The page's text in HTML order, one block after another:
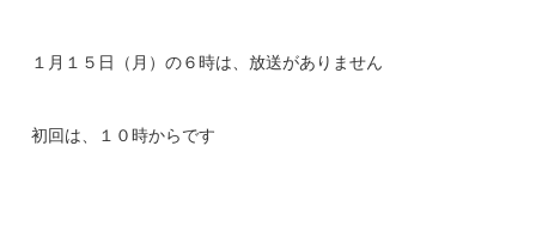
１月１５日（月）の６時は、放送がありません
初回は、１０時からです